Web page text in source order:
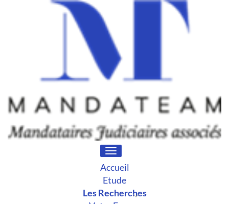
Toggle
navigation
Accueil
Etude
Les Recherches